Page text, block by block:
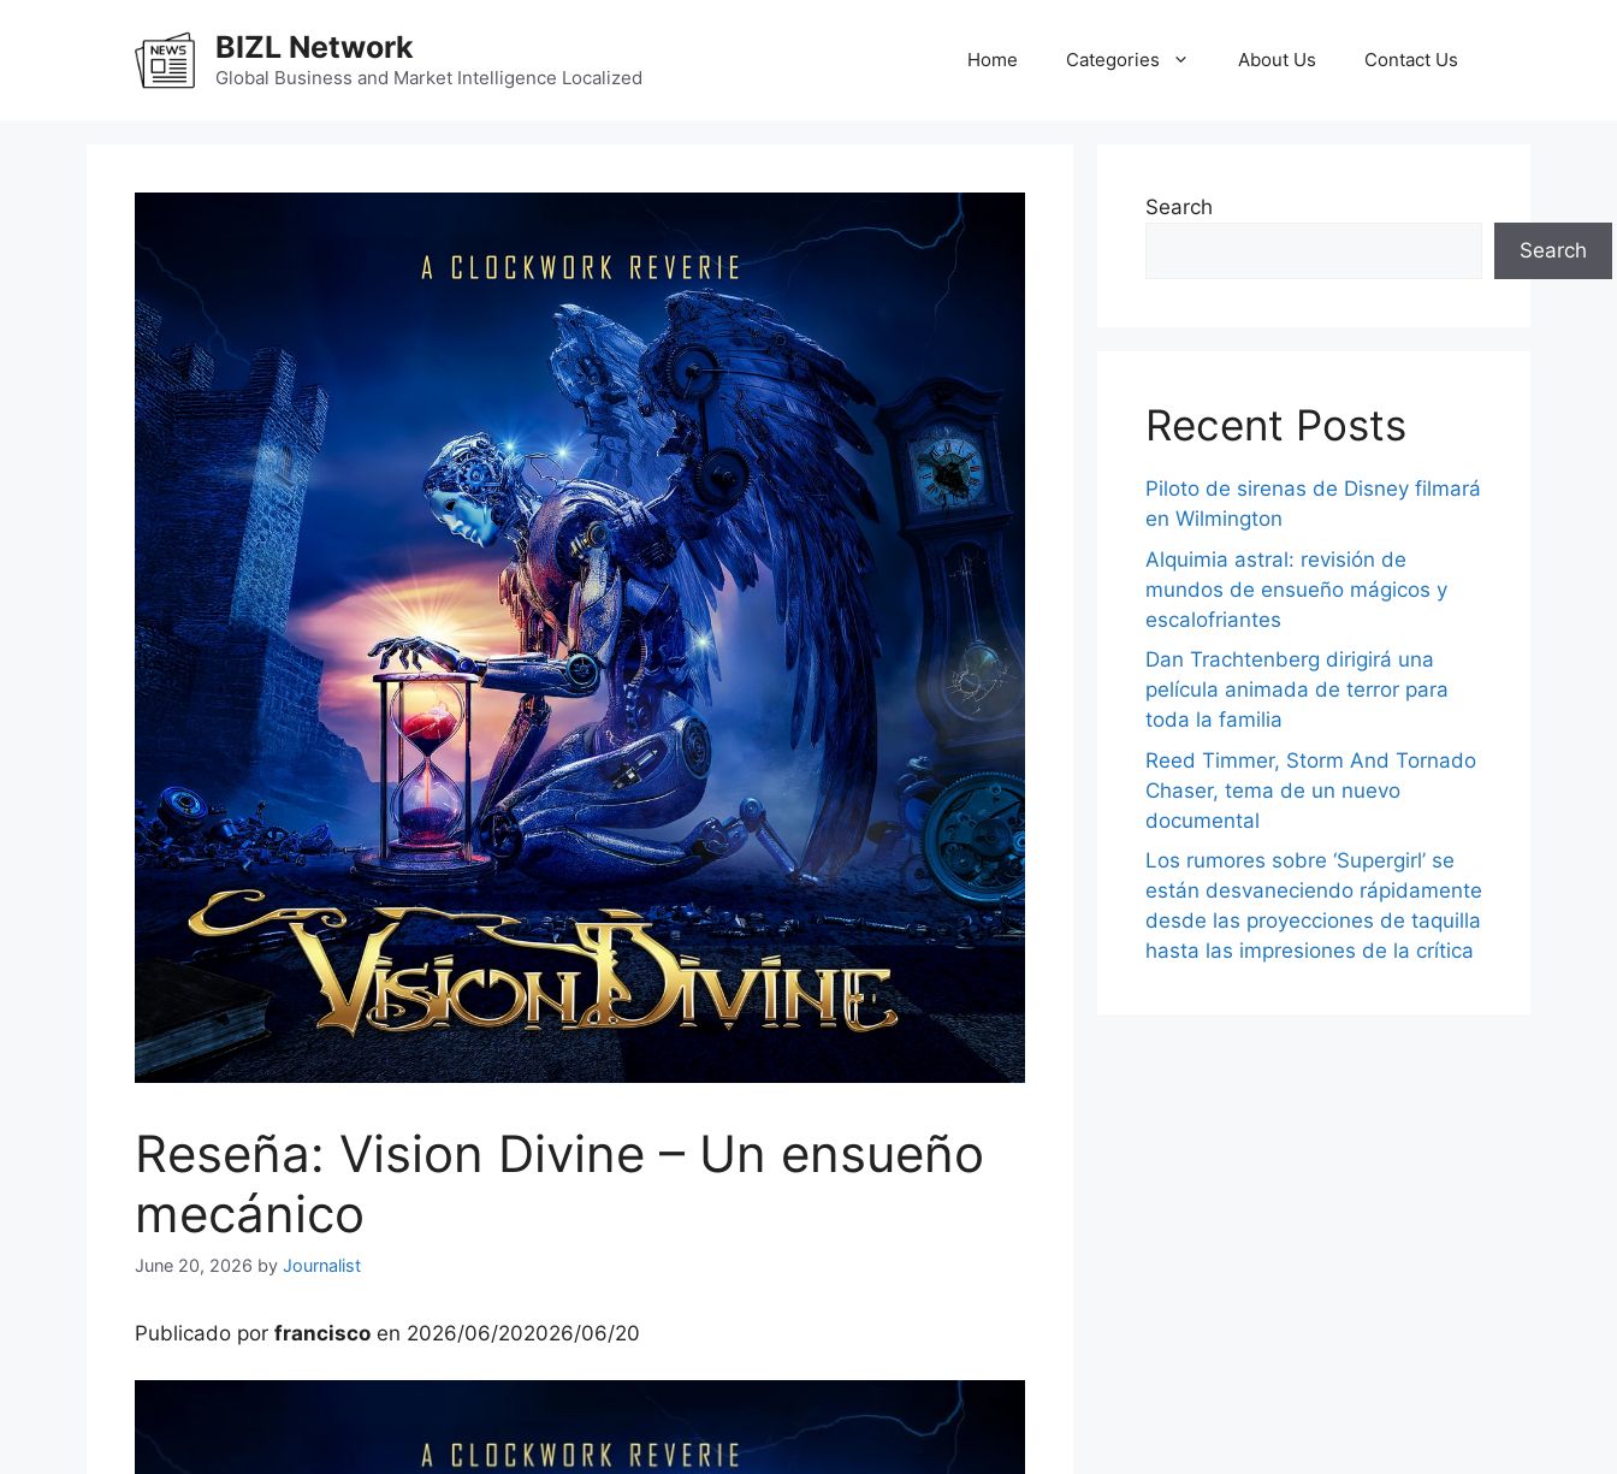
BIZL Network
Global Business and Market Intelligence Localized
Home Categories About Us Contact Us
Reseña: Vision Divine – Un ensueño
mecánico
June 20, 2026 by Journalist
Publicado por francisco en 2026/06/202026/06/20
Search
Search
Recent Posts
Piloto de sirenas de Disney filmará
en Wilmington
Alquimia astral: revisión de
mundos de ensueño mágicos y
escalofriantes
Dan Trachtenberg dirigirá una
película animada de terror para
toda la familia
Reed Timmer, Storm And Tornado
Chaser, tema de un nuevo
documental
Los rumores sobre ‘Supergirl’ se
están desvaneciendo rápidamente
desde las proyecciones de taquilla
hasta las impresiones de la crítica